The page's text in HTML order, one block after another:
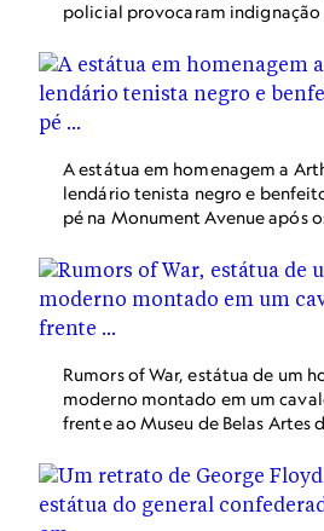
policial provocaram indignação
Enquanto manifestantes do
Negras Importam tomavam as
também pressionavam pela
monumentos em homenagem
escravidão. Em Richmond,
Kris Graves capturou o
ativistas transformaram a
Floyd.
A estátua em homenagem a
lendário tenista negro e
pé na Monument Avenue após
estátuas de Ashe e General Lee
local.
Rumors of War, estátua de um
moderno montado em um
frente ao Museu de Belas Artes
E. Lee. O governador Northam
do museu para difundir artes
pela Monument Avenue.